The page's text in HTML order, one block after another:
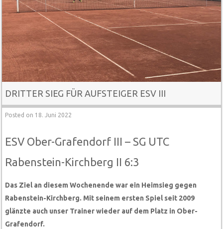
DRITTER SIEG FÜR AUFSTEIGER ESV III
Posted on 18. Juni 2022
ESV Ober-Grafendorf III – SG UTC
Rabenstein-Kirchberg II 6:3
Das Ziel an diesem Wochenende war ein Heimsieg gegen
Rabenstein-Kirchberg. Mit seinem ersten Spiel seit 2009
glänzte auch unser Trainer wieder auf dem Platz in Ober-
Grafendorf.